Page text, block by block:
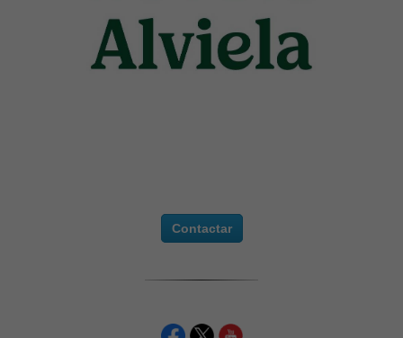
Contactar